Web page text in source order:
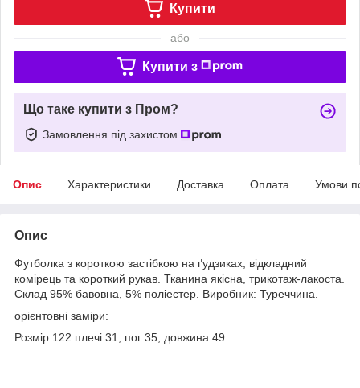
Купити
або
Купити з
Що таке купити з Пром?
Замовлення під захистом
Опис Характеристики Доставка Оплата Умови
Опис
Футболка з короткою застібкою на ґудзиках, відкладний
комірець та короткий рукав. Тканина якісна, трикотаж-лакоста.
Склад 95% бавовна, 5% поліестер. Виробник: Туреччина.
орієнтовні заміри:
Розмір 122 плечі 31, пог 35, довжина 49